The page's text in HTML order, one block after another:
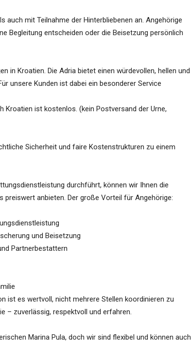
auch mit Teilnahme der Hinterbliebenen an. Angehörige
Begleitung entscheiden oder die Beisetzung persönlich
in Kroatien. Die Adria bietet einen würdevollen, hellen und
unsere Kunden ist dabei ein besonderer Service
Kroatien ist kostenlos. (kein Postversand der Urne,
Sicherheit und faire Kostenstrukturen zu einem
durchführt, können wir Ihnen die
anbieten. Der große Vorteil für Angehörige:
und Beisetzung
Partnerbestattern
ist es wertvoll, nicht mehrere Stellen koordinieren zu
– zuverlässig, respektvoll und erfahren.
Marina Pula, doch wir sind flexibel und können auch